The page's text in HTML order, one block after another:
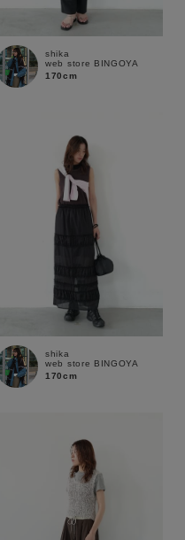
WEB限定
在庫なし含む
shika
web store BINGOYA
170cm
shika
web store BINGOYA
170cm